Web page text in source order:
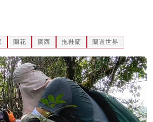
蘭花 廣西 拖鞋蘭 蘭遊世界